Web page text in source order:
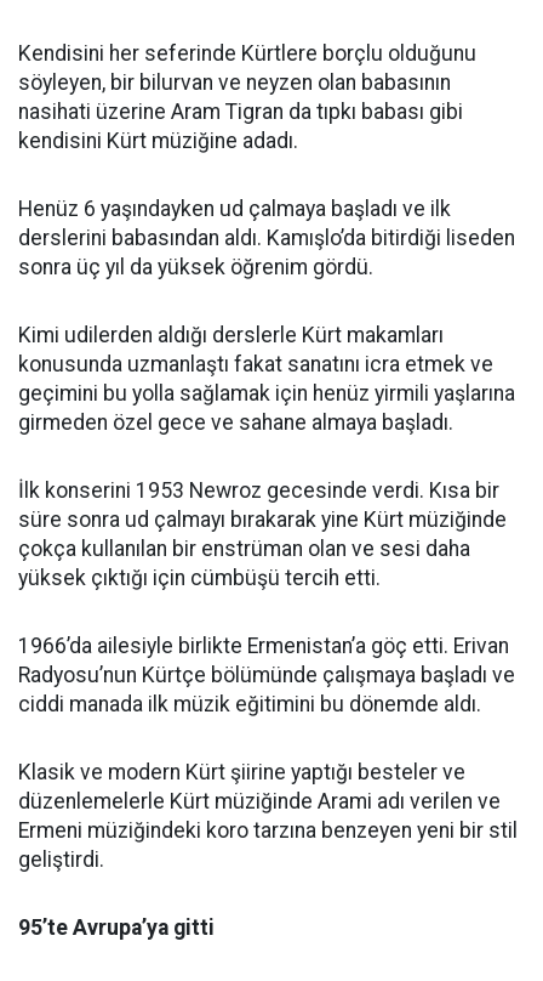
Kendisini her seferinde Kürtlere borçlu olduğunu
söyleyen, bir bilurvan ve neyzen olan babasının
nasihati üzerine Aram Tigran da tıpkı babası gibi
kendisini Kürt müziğine adadı.
Henüz 6 yaşındayken ud çalmaya başladı ve ilk
derslerini babasından aldı. Kamışlo’da bitirdiği liseden
sonra üç yıl da yüksek öğrenim gördü.
Kimi udilerden aldığı derslerle Kürt makamları
konusunda uzmanlaştı fakat sanatını icra etmek ve
geçimini bu yolla sağlamak için henüz yirmili yaşlarına
girmeden özel gece ve sahane almaya başladı.
İlk konserini 1953 Newroz gecesinde verdi. Kısa bir
süre sonra ud çalmayı bırakarak yine Kürt müziğinde
çokça kullanılan bir enstrüman olan ve sesi daha
yüksek çıktığı için cümbüşü tercih etti.
1966’da ailesiyle birlikte Ermenistan’a göç etti. Erivan
Radyosu’nun Kürtçe bölümünde çalışmaya başladı ve
ciddi manada ilk müzik eğitimini bu dönemde aldı.
Klasik ve modern Kürt şiirine yaptığı besteler ve
düzenlemelerle Kürt müziğinde Arami adı verilen ve
Ermeni müziğindeki koro tarzına benzeyen yeni bir stil
geliştirdi.
95’te Avrupa’ya gitti